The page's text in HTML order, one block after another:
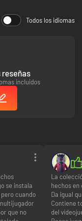
la PC durante el
del Master Chief en el
de cerca la crucial
saga del Master
Halo. Disfruta con las
19 mapas memorables
en la edición
Halo: Combat
Master Chief
para conocer las
necesitas para lograr las
Todos los idiomas
reseñas
incluidos
se instala
cuando
que no
La
hechos
Da igual
Contiene
del